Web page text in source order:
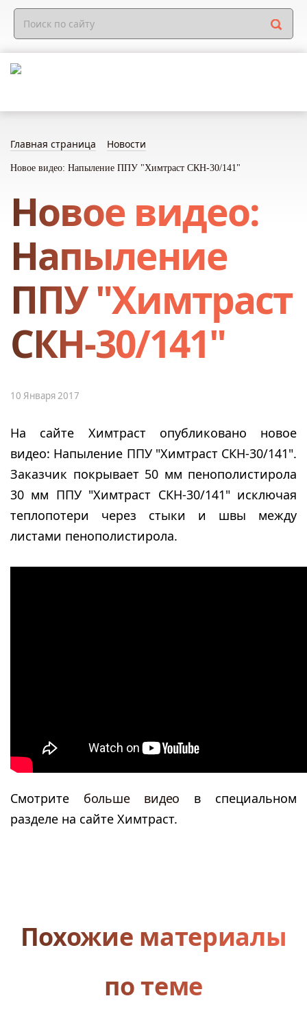
Главная страница Новости
Новое видео: Напыление ППУ "Химтраст СКН-30/141"
Новое видео:
Напыление
ППУ "Химтраст
СКН-30/141"
10 Января 2017
На сайте Химтраст опубликовано новое
видео: Напыление ППУ "Химтраст СКН-30/141".
Заказчик покрывает 50 мм пенополистирола
30 мм ППУ "Химтраст СКН-30/141" исключая
теплопотери через стыки и швы между
листами пенополистирола.
Смотрите больше видео в специальном
разделе на сайте Химтраст.
Похожие материалы
по теме